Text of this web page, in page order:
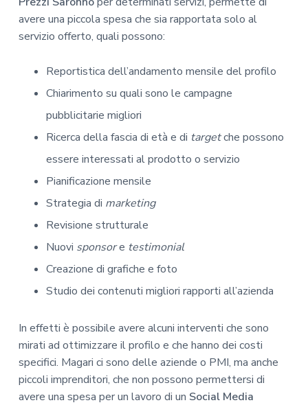
avere una piccola spesa che sia rapportata solo al
servizio offerto, quali possono:
Reportistica dell’andamento mensile del profilo
Chiarimento su quali sono le campagne
pubblicitarie migliori
Ricerca della fascia di età e di targetche possono
essere interessati al prodotto o servizio
Pianificazione mensile
Strategia di marketing
Revisione strutturale
Nuovi sponsore testimonial
Creazione di grafiche e foto
Studio dei contenuti migliori rapporti all’azienda
In effetti è possibile avere alcuni interventi che sono
mirati ad ottimizzare il profilo e che hanno dei costi
specifici. Magari ci sono delle aziende o PMI, ma anche
piccoli imprenditori, che non possono permettersi di
avere una spesa per un lavoro di un Social Media